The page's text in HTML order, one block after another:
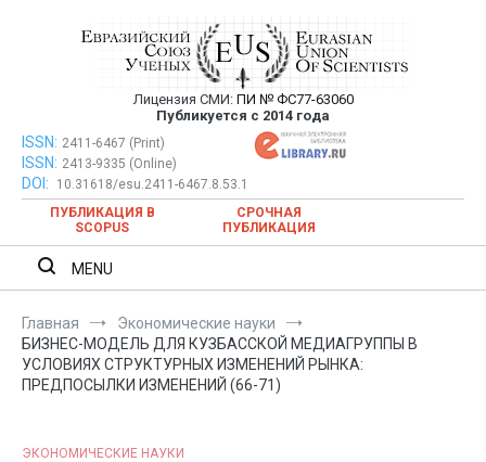
Евразийский Союз Ученых —
публикация научных статей в
ежемесячном научном журнале
Лицензия СМИ: ПИ № ФС77-63060
Публикуется с 2014 года
Евразийский Союз Ученых — публикация научных статей в
ежемесячном научном журнале
ISSN: 2411-6467 (Print)
ISSN: 2413-9335 (Online)
DOI:
10.31618/esu.2411-6467.8.53.1
ПУБЛИКАЦИЯ В
SCOPUS
СРОЧНАЯ
ПУБЛИКАЦИЯ
MENU
Главная
Экономические науки
БИЗНЕС-МОДЕЛЬ ДЛЯ КУЗБАССКОЙ МЕДИАГРУППЫ В
УСЛОВИЯХ СТРУКТУРНЫХ ИЗМЕНЕНИЙ РЫНКА:
ПРЕДПОСЫЛКИ ИЗМЕНЕНИЙ (66-71)
ЭКОНОМИЧЕСКИЕ НАУКИ